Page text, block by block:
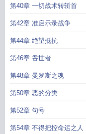
第40章 一切战术转斩首
第42章 准启示录战争
第44章 绝望抵抗
第46章 吞世者
第48章 曼罗斯之魂
第50章 恶的分类
第52章 句号
第54章 不得把控命运之人